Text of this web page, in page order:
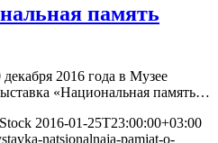
память
2016 года в Музее
«Национальная память…
2016-01-25T23:00:00+03:00
natsionalnaja-pamjat-o-